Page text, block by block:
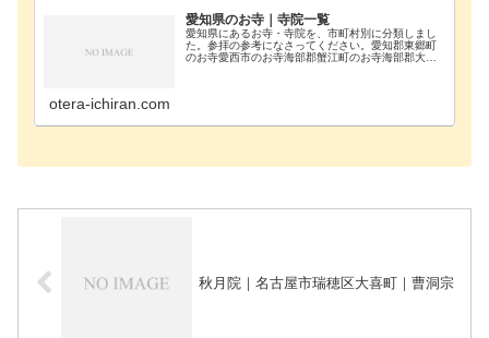
愛知県のお寺｜寺院一覧
愛知県にあるお寺・寺院を、市町村別に分類しまし
た。参拝の参考になさってください。愛知郡東郷町
のお寺愛西市のお寺海部郡蟹江町のお寺海部郡大治
otera-ichiran.com
秋月院｜名古屋市瑞穂区大喜町｜曹洞宗